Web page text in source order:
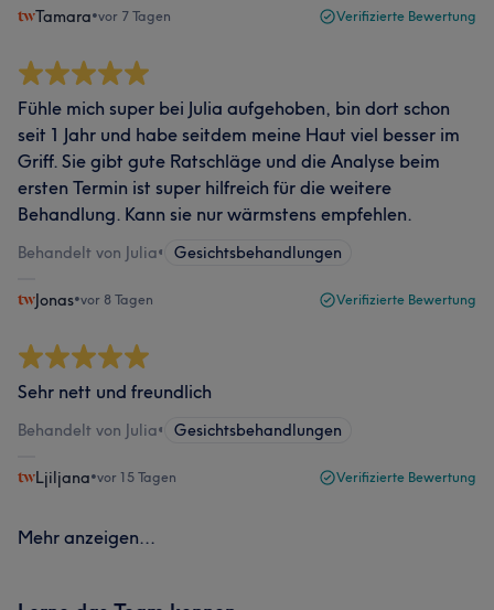
Tamara•vor 7 Tagen Verifizierte Bewertung
Fühle mich super bei Julia aufgehoben, bin dort schon
seit 1 Jahr und habe seitdem meine Haut viel besser im
Griff. Sie gibt gute Ratschläge und die Analyse beim
ersten Termin ist super hilfreich für die weitere
Behandlung. Kann sie nur wärmstens empfehlen.
Behandelt von Julia• Gesichtsbehandlungen
Jonas•vor 8 Tagen Verifizierte Bewertung
Sehr nett und freundlich
Behandelt von Julia• Gesichtsbehandlungen
Ljiljana•vor 15 Tagen Verifizierte Bewertung
Mehr anzeigen...